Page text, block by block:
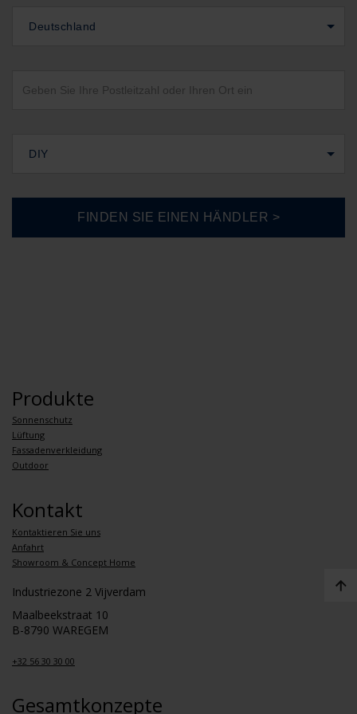
Deutschland
DIY
Produkte
Sonnenschutz
Lüftung
Fassadenverkleidung
Outdoor
Kontakt
Kontaktieren Sie uns
Anfahrt
Showroom & Concept Home
Industriezone 2 Vijverdam
Maalbeekstraat 10
B-8790 WAREGEM
+32 56 30 30 00
Gesamtkonzepte